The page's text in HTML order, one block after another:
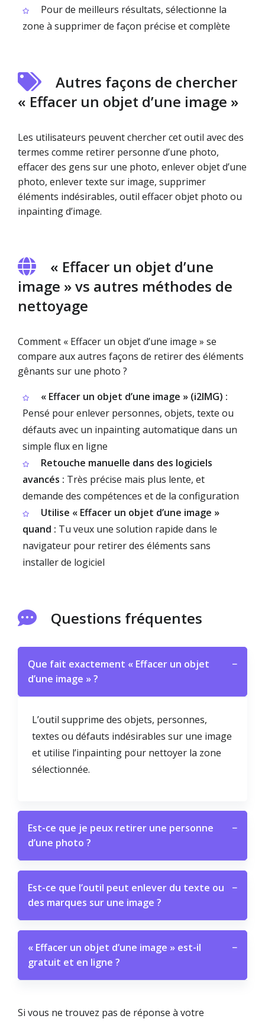
Pour de meilleurs résultats, sélectionne la
zone à supprimer de façon précise et complète
Autres façons de chercher
« Effacer un objet d’une image »
Les utilisateurs peuvent chercher cet outil avec des
termes comme retirer personne d’une photo,
effacer des gens sur une photo, enlever objet d’une
photo, enlever texte sur image, supprimer
éléments indésirables, outil effacer objet photo ou
inpainting d’image.
« Effacer un objet d’une
image » vs autres méthodes de
nettoyage
Comment « Effacer un objet d’une image » se
compare aux autres façons de retirer des éléments
gênants sur une photo ?
« Effacer un objet d’une image » (i2IMG) :
Pensé pour enlever personnes, objets, texte ou
défauts avec un inpainting automatique dans un
simple flux en ligne
Retouche manuelle dans des logiciels
avancés : Très précise mais plus lente, et
demande des compétences et de la configuration
Utilise « Effacer un objet d’une image »
quand : Tu veux une solution rapide dans le
navigateur pour retirer des éléments sans
installer de logiciel
Questions fréquentes
Que fait exactement « Effacer un objet
d’une image » ?
−
L’outil supprime des objets, personnes,
textes ou défauts indésirables sur une image
et utilise l’inpainting pour nettoyer la zone
sélectionnée.
Est-ce que je peux retirer une personne
d’une photo ?
−
Est-ce que l’outil peut enlever du texte ou
des marques sur une image ?
−
« Effacer un objet d’une image » est-il
gratuit et en ligne ?
−
Si vous ne trouvez pas de réponse à votre